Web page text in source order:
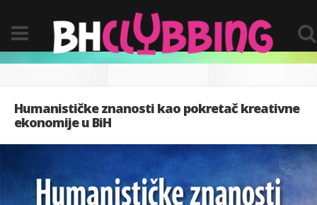
Humanističke znanosti kao pokretač kreativne
ekonomije u BiH